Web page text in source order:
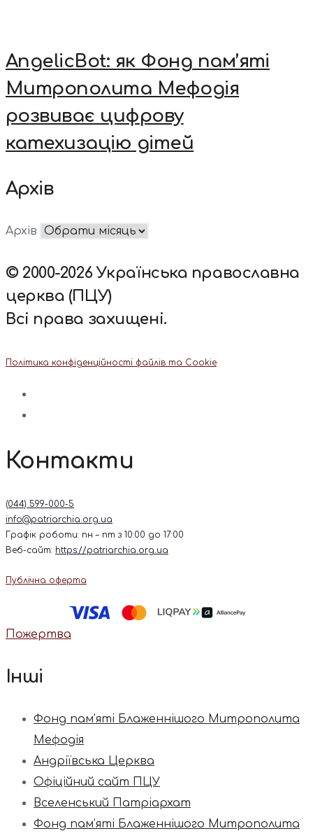
AngelicBot: як Фонд пам’яті
Митрополита Мефодія
розвиває цифрову
катехизацію дітей
Архів
Архів
© 2000-2026 Українська православна
церква (ПЦУ)
Всі права захищені.
Політика конфіденційності файлів та Cookie
Контакти
(044) 599-000-5
info@patriarchia.org.ua
Графік роботи: пн – пт з 10:00 до 17:00
Веб-сайт: https://patriarchia.org.ua
Публічна оферта
Пожертва
Інші
Фонд пам’яті Блаженнішого Митрополита
Мефодія
Андріївська Церква
Офіційний сайт ПЦУ
Вселенський Патріархат
Фонд пам’яті Блаженнішого Митрополита